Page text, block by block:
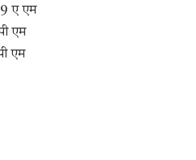
ए एम
एम
एम